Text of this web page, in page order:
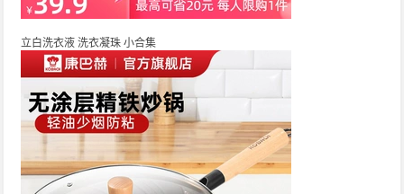
立白洗衣液 洗衣凝珠 小合集